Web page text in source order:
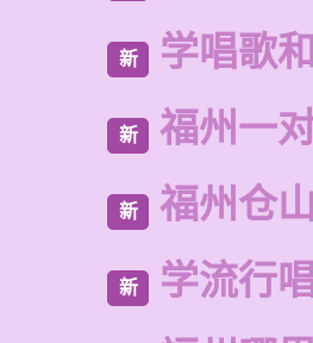
新 学唱歌
新 福州一
新 福州仓
新 学流行